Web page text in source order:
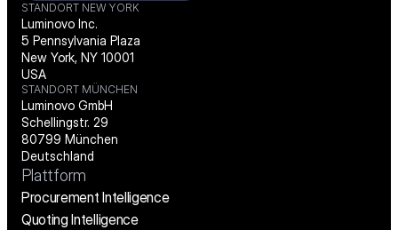
STANDORT NEW YORK
Luminovo Inc.
5 Pennsylvania Plaza
New York, NY 10001
USA
STANDORT MÜNCHEN
Luminovo GmbH
Schellingstr. 29
80799 München
Deutschland
Plattform
Procurement Intelligence
Quoting Intelligence